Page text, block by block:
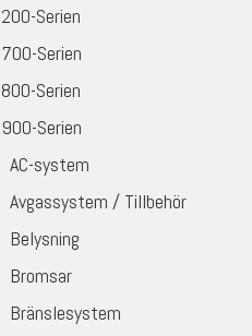
200-Serien
700-Serien
800-Serien
900-Serien
AC-system
Avgassystem / Tillbehör
Belysning
Bromsar
Bränslesystem